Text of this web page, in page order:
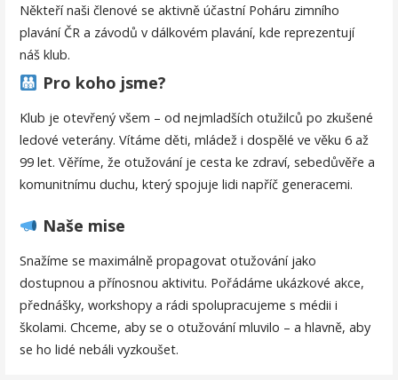
Někteří naši členové se aktivně účastní Poháru zimního
plavání ČR a závodů v dálkovém plavání, kde reprezentují
náš klub.
Pro koho jsme?
Klub je otevřený všem – od nejmladších otužilců po zkušené
ledové veterány. Vítáme děti, mládež i dospělé ve věku 6 až
99 let. Věříme, že otužování je cesta ke zdraví, sebedůvěře a
komunitnímu duchu, který spojuje lidi napříč generacemi.
Naše mise
Snažíme se maximálně propagovat otužování jako
dostupnou a přínosnou aktivitu. Pořádáme ukázkové akce,
přednášky, workshopy a rádi spolupracujeme s médii i
školami. Chceme, aby se o otužování mluvilo – a hlavně, aby
se ho lidé nebáli vyzkoušet.